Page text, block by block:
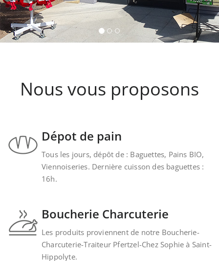
Nous vous
provenant de la
Kintzheim-St-
Nous vous proposons
Dépot de pain
Tous les jours, dépôt de : Baguettes, Pains BIO,
Viennoiseries. Dernière cuisson des baguettes :
16h.
Boucherie Charcuterie
Les produits proviennent de notre Boucherie-
Charcuterie-Traiteur Pfertzel-Chez Sophie à Saint-
Hippolyte.